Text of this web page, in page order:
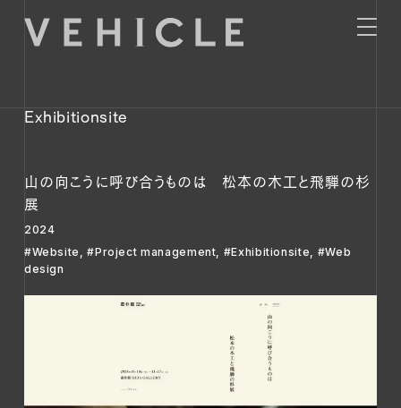
Exhibitionsite
山の向こうに呼び合うものは 松本の木工と飛騨の杉
展
2024
#Website ,#Project management, #Exhibitionsite, #Web
design